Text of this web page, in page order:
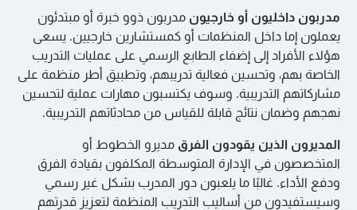
مدربون داخليون أو خارجيون مدربون ذوو خبرة أو مبتدئون
يعملون إما داخل المنظمات أو كمستشارين خارجيين. يسعى
هؤلاء الأفراد إلى إضفاء الطابع الرسمي على عمليات التدريب
الخاصة بهم، وتحسين فعالية تدريبهم، وتطبيق أطر منظمة على
مشاركاتهم التدريبية. وسوف يكتسبون مهارات عملية لتحسين
نهجهم وضمان نتائج قابلة للقياس من محادثاتهم التدريبية.
المديرون الذين يقودون الفرق مديرو الخطوط أو
المتخصصون في الإدارة المتوسطة المكلفون بقيادة الفرق
ودفع الأداء. غالبًا ما يلعبون دور المدرب بشكل غير رسمي
وسيستفيدون من أساليب التدريب المنظمة لتعزيز قدرتهم